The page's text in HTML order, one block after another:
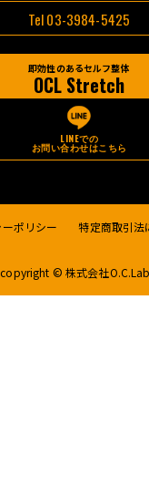
Tel 03-3984-5425
即効性のあるセルフ整体
OCL Stretch
LINEでの
お問い合わせはこちら
ポリシー 特定商取引法
copyright © 株式会社